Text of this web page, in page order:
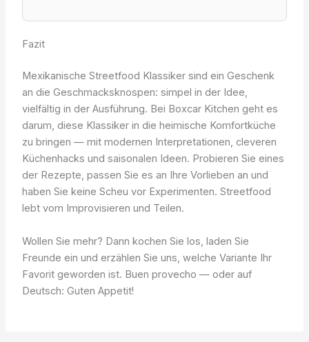
Fazit
Mexikanische Streetfood Klassiker sind ein Geschenk
an die Geschmacksknospen: simpel in der Idee,
vielfältig in der Ausführung. Bei Boxcar Kitchen geht es
darum, diese Klassiker in die heimische Komfortküche
zu bringen — mit modernen Interpretationen, cleveren
Küchenhacks und saisonalen Ideen. Probieren Sie eines
der Rezepte, passen Sie es an Ihre Vorlieben an und
haben Sie keine Scheu vor Experimenten. Streetfood
lebt vom Improvisieren und Teilen.
Wollen Sie mehr? Dann kochen Sie los, laden Sie
Freunde ein und erzählen Sie uns, welche Variante Ihr
Favorit geworden ist. Buen provecho — oder auf
Deutsch: Guten Appetit!